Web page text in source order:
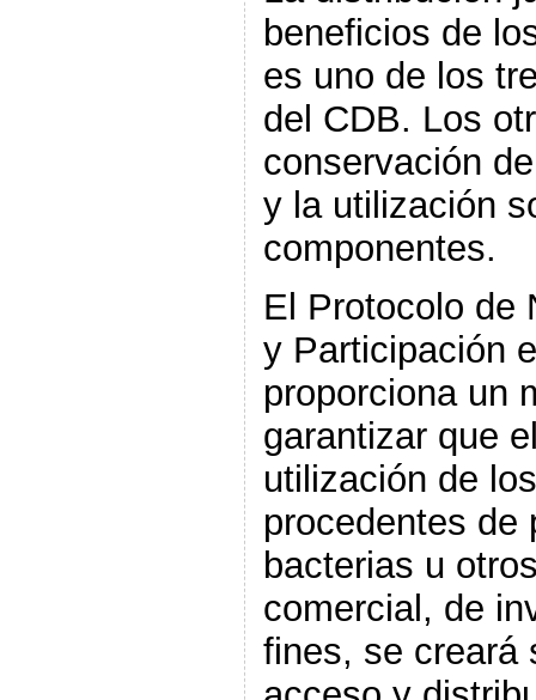
beneficios de
es uno de los
del CDB. Los
conservación
y la utilización
componentes.
El Protocolo de
y Participación
proporciona un
garantizar que
utilización de
procedentes de
bacterias u
comercial, de
fines, se creará